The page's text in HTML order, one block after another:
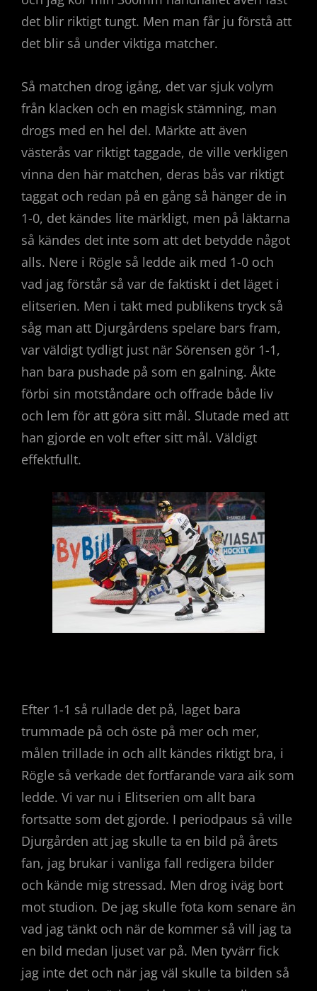
det blir riktigt tungt. Men man får ju förstå att
det blir så under viktiga matcher.
Så matchen drog igång, det var sjuk volym
från klacken och en magisk stämning, man
drogs med en hel del. Märkte att även
västerås var riktigt taggade, de ville verkligen
vinna den här matchen, deras bås var riktigt
taggat och redan på en gång så hänger de in
1-0, det kändes lite märkligt, men på läktarna
så kändes det inte som att det betydde något
alls. Nere i Rögle så ledde aik med 1-0 och
vad jag förstår så var de faktiskt i det läget i
elitserien. Men i takt med publikens tryck så
såg man att Djurgårdens spelare bars fram,
var väldigt tydligt just när Sörensen gör 1-1,
han bara pushade på som en galning. Åkte
förbi sin motståndare och offrade både liv
och lem för att göra sitt mål. Slutade med att
han gjorde en volt efter sitt mål. Väldigt
effektfullt.
Efter 1-1 så rullade det på, laget bara
trummade på och öste på mer och mer,
målen trillade in och allt kändes riktigt bra, i
Rögle så verkade det fortfarande vara aik som
ledde. Vi var nu i Elitserien om allt bara
fortsatte som det gjorde. I periodpaus så ville
Djurgården att jag skulle ta en bild på årets
fan, jag brukar i vanliga fall redigera bilder
och kände mig stressad. Men drog iväg bort
mot studion. De jag skulle fota kom senare än
vad jag tänkt och när de kommer så vill jag ta
en bild medan ljuset var på. Men tyvärr fick
jag inte det och när jag väl skulle ta bilden så